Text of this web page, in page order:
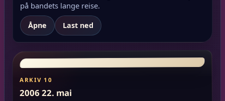
på bandets lange reise.
Åpne Last ned
ARKIV 10
2006 22. mai